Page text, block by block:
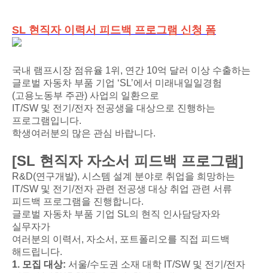
SL 현직자 이력서 피드백 프로그램 신청 폼
국내 램프시장 점유율 1위, 연간 10억 달러 이상 수출하는
글로벌 자동차 부품 기업 ‘SL’에서 미래내일일경험
(고용노동부 주관) 사업의 일환으로
IT/SW 및 전기/전자 전공생을 대상으로 진행하는
프로그램입니다.
학생여러분의 많은 관심 바랍니다.
[SL 현직자 자소서 피드백 프로그램]
R&D(연구개발), 시스템 설계 분야로 취업을 희망하는
IT/SW 및 전기/전자 관련 전공생 대상 취업 관련 서류
피드백 프로그램을 진행합니다.
글로벌 자동차 부품 기업 SL의 현직 인사담당자와
실무자가
여러분의 이력서, 자소서, 포트폴리오를 직접 피드백
해드립니다.
1. 모집 대상: 서울/수도권 소재 대학 IT/SW 및 전기/전자